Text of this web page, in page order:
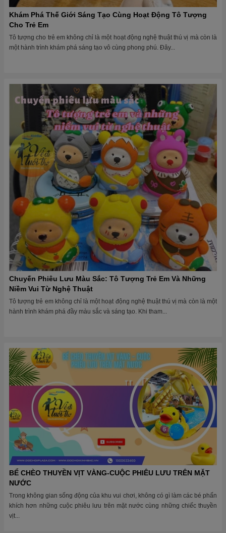
Khám Phá Thế Giới Sáng Tạo Cùng Hoạt Động Tô Tượng
Cho Trẻ Em
Tô tượng cho trẻ em không chỉ là một hoạt động nghệ thuật thú vị mà còn là
một hành trình khám phá sáng tạo vô cùng phong phú. Đây...
Chuyến Phiêu Lưu Màu Sắc: Tô Tượng Trẻ Em Và Những
Niềm Vui Từ Nghệ Thuật
Tô tượng trẻ em không chỉ là một hoạt động nghệ thuật thú vị mà còn là một
hành trình khám phá đầy màu sắc và sáng tạo. Khi tham...
BỂ CHÈO THUYỀN VỊT VÀNG-CUỘC PHIÊU LƯU TRÊN MẶT
NƯỚC
Trong không gian sống động của khu vui chơi, không có gì làm các bé phấn
khích hơn những cuộc phiêu lưu trên mặt nước cùng những chiếc thuyền
vịt...